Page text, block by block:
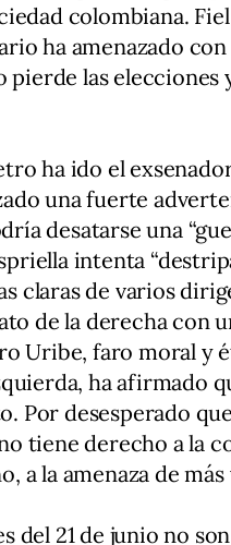
colombiana.
ha amenazado
pierde las elecciones
ha ido el
una fuerte
desatarse una
intenta
claras de varios
de la derecha con
Uribe, faro moral y
ha afirmado
Por desesperado
tiene derecho a la
a la amenaza de
del 21 de junio no